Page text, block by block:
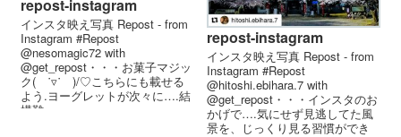
repost-instagram
インスタ映え写真 Repost - from
Instagram #Repost
@nesomagic72 with
@get_repost・・・お菓子マジッ
ク( ˙▿˙ )/♡こちらにも載せる
よう.ヨーグレットが次々に….結
構難...
repost-instagram
インスタ映え写真 Repost - from
Instagram #Repost
@hitoshi.ebihara.7 with
@get_repost・・・インスタのお
かげで….気にせず見逃してた風
景を、じっくり見る習慣ができ